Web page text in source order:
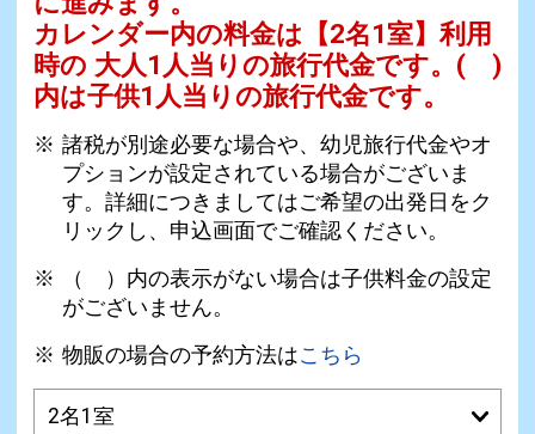
カレンダー内の料金は 【2名1室】利用
時の 大人1人当りの旅行代金です。 ( )
内は子供1人当りの旅行代金です。
諸税が別途必要な場合や、幼児旅行代金やオ
プションが設定されている場合がございま
す。詳細につきましてはご希望の出発日をク
リックし、申込画面でご確認ください。
（ ）内の表示がない場合は子供料金の設定
がございません。
物販の場合の予約方法はこちら